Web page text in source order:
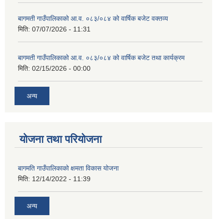
बागमती गाउँपालिकाको आ.व. ०८३/०८४ को वार्षिक बजेट वक्तव्य
मिति: 07/07/2026 - 11:31
बागमती गाउँपालिकाको आ.व. ०८३/०८४ को वार्षिक बजेट तथा कार्यक्रम
मिति: 02/15/2026 - 00:00
अन्य
योजना तथा परियोजना
बागमति गाउँपालिकाको क्षमता विकास योजना
मिति: 12/14/2022 - 11:39
अन्य